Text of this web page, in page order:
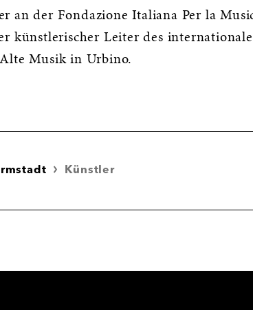
an der Fondazione Italiana Per la
künstlerischer Leiter des
Alte Musik in Urbino.
Künstler